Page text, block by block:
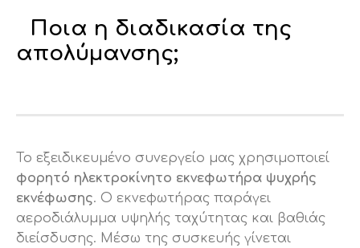
Ποια η διαδικασία της
απολύμανσης;
Το εξειδικευμένο συνεργείο μας χρησιμοποιεί
φορητό ηλεκτροκίνητο εκνεφωτήρα ψυχρής
εκνέφωσης. Ο εκνεφωτήρας παράγει
αεροδιάλυμμα υψηλής ταχύτητας και βαθιάς
διείσδυσης. Μέσω της συσκευής γίνεται